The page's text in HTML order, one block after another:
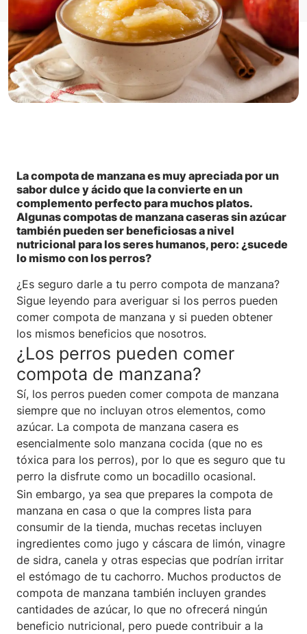
La compota de manzana es muy apreciada por un
sabor dulce y ácido que la convierte en un
complemento perfecto para muchos platos.
Algunas compotas de manzana caseras sin azúcar
también pueden ser beneficiosas a nivel
nutricional para los seres humanos, pero: ¿sucede
lo mismo con los perros?
¿Es seguro darle a tu perro compota de manzana?
Sigue leyendo para averiguar si los perros pueden
comer compota de manzana y si pueden obtener
los mismos beneficios que nosotros.
¿Los perros pueden comer
compota de manzana?
Sí, los perros pueden comer compota de manzana
siempre que no incluyan otros elementos, como
azúcar. La compota de manzana casera es
esencialmente solo manzana cocida (que no es
tóxica para los perros), por lo que es seguro que tu
perro la disfrute como un bocadillo ocasional.
Sin embargo, ya sea que prepares la compota de
manzana en casa o que la compres lista para
consumir de la tienda, muchas recetas incluyen
ingredientes como jugo y cáscara de limón, vinagre
de sidra, canela y otras especias que podrían irritar
el estómago de tu cachorro. Muchos productos de
compota de manzana también incluyen grandes
cantidades de azúcar, lo que no ofrecerá ningún
beneficio nutricional, pero puede contribuir a la